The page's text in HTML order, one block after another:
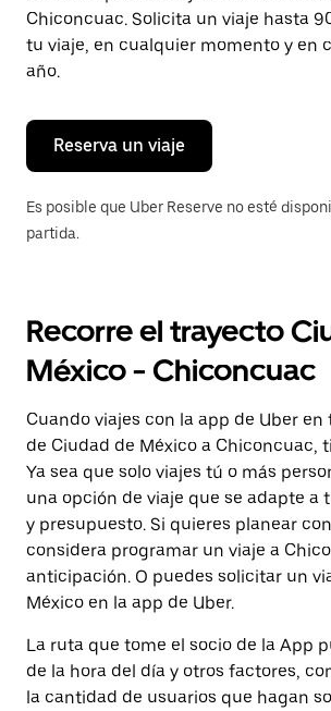
la
tecla Esc
para
cerrar
calendario.
Chiconcuac. Solicita un viaje hasta
tu viaje, en cualquier momento y en
año.
Reserva un viaje
Es posible que Uber Reserve no esté
partida.
Recorre el trayecto
México - Chiconcuac
Cuando viajes con la app de Uber en
de Ciudad de México a Chiconcuac,
Ya sea que solo viajes tú o más
una opción de viaje que se adapte a
y presupuesto. Si quieres planear
considera programar un viaje a
anticipación. O puedes solicitar un
México en la app de Uber.
La ruta que tome el socio de la App
de la hora del día y otros factores,
la cantidad de usuarios que hagan